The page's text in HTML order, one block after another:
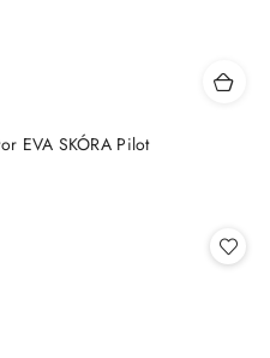
EVA SKÓRA Pilot